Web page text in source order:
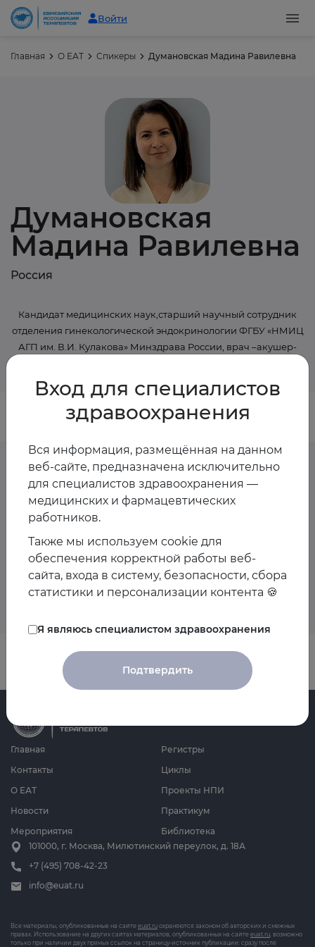
Войти
Главная О ЕАТ Спикеры Думановская Мадина Равилевна
Думановская
Мадина Равилевна
Россия
Кандидат медицинских наук,старший научный сотрудник
отделения гинекологической эндокринологии ФГБУ «НМИЦ
АГП им. В.И. Кулакова» Минздрава России, врач –акушер-
Предстоящие
мероприятия спикера
Пока мероприятия со спикером не запланированы
Главная
О ЕАТ
Новости
Мероприятия
Циклы
Проекты НПИ
Практикум
Библиотека
Регистры
Контакты
101000, г. Москва, Милютинский переулок, д. 18А
+7 (495) 708-42-23
info@euat.ru
Все материалы, опубликованные на сайте euat.ru охраняются законом об авторских и смежных
правах. Использование на других сайтах материалов, опубликованных на сайте euat.ru, возможно
только при наличии двух прямых ссылок на страницу-источник публикации: сразу после
Вход для специалистов
здравоохранения
Вся информация, размещённая на данном
веб-сайте, предназначена исключительно
для специалистов здравоохранения —
медицинских и фармацевтических
работников.
Также мы используем cookie для
обеспечения корректной работы веб-
сайта, входа в систему, безопасности, сбора
статистики и персонализации контента 🍪
Я являюсь специалистом здравоохранения
Подтвердить